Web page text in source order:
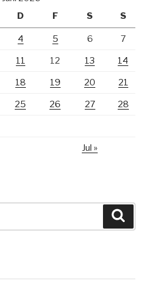
D F S S
4 5 6 7
11 12 13 14
18 19 20 21
25 26 27 28
Jul »